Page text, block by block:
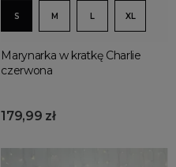
S M L XL
Marynarka w kratkę Charlie
czerwona
179,99 zł